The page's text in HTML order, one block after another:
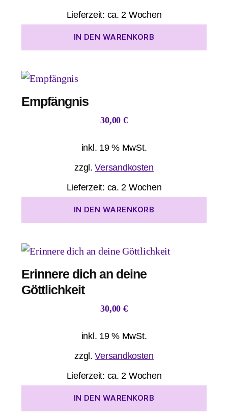
Lieferzeit: ca. 2 Wochen
IN DEN WARENKORB
Empfängnis
30,00 €
inkl. 19 % MwSt.
zzgl.Versandkosten
Lieferzeit: ca. 2 Wochen
IN DEN WARENKORB
Erinnere dich an deine
Göttlichkeit
30,00 €
inkl. 19 % MwSt.
zzgl.Versandkosten
Lieferzeit: ca. 2 Wochen
IN DEN WARENKORB